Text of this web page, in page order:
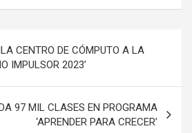
CENTRO DE CÓMPUTO A LA
IMPULSOR 2023’
97 MIL CLASES EN PROGRAMA
‘APRENDER PARA CRECER’